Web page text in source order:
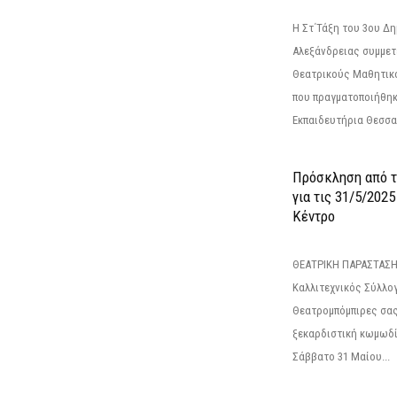
Η Στ΄Τάξη του 3ου
Αλεξάνδρειας
Θεατρικούς
που
Εκπαιδευτήρια
Πρόσκληση από
για τις 31/5/
Κέντρο
ΘΕΑΤΡΙΚΗ ΠΑΡΑΣΤΑΣΗ
Καλλιτεχνικός
Θεατρομπόμπιρες
ξεκαρδιστική
Σάββατο 31 Μαίου...